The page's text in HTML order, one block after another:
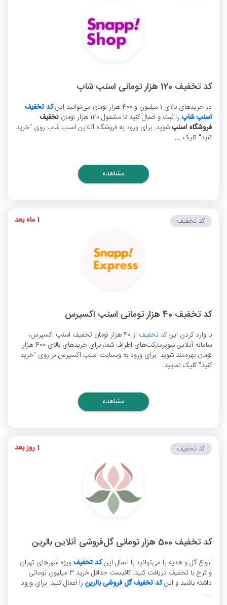
کد تخفیف 120 هزار تومانی اسنپ شاپ
در خریدهای بالای 1 میلیون و 400 هزار تومان می‌توانید این
کد تخفیف
اسنپ شاپ را ثبت و اعمال کنید تا مشمول 120 هزار تومان
تخفیف
فروشگاه اسنپشوید. برای ورود به فروشگاه آنلاین اسنپ شاپ روی "خرید
کنید" کلیک ...
مشاهده
کد تخفیف 40 هزار تومانی اسنپ اکسپرس
با وارد کردن اینکد تخفیف
از 40 هزار تومان تخفیف اسنپ اکسپرس،
سامانه آنلاین سوپرمارکت‌های اطراف شما، برای خریدهای بالای 400 هزار
تومان بهره‌مند شوید. برای ورود به وبسایت اسنپ اکسپرس بر روی "خرید
کنید" کلیک نمایید.
کد تخفیف 1 ماه بعد
مشاهده
کد تخفیف 500 هزار تومانی گل‌فروشی آنلاین بالرین
انواع گل و هدیه را می‌توانید با اعمال اینکد تخفیفویژه شهرهای تهران
و کرج با تخفیف دریافت کنید. کافیست حداقل خرید 3 میلیون تومانی
داشته باشید و اینکد تخفیف گل فروشی بالرین را اعمال کنید. برای ورود
...
کد تخفیف 1 روز بعد